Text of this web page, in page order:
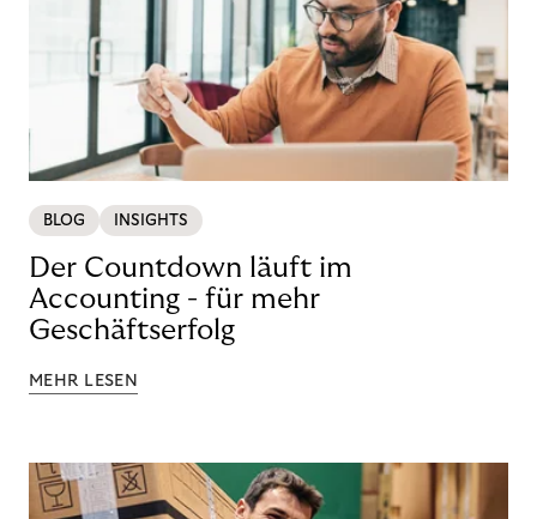
BLOG INSIGHTS
Der Countdown läuft im
Accounting - für mehr
Geschäftserfolg
MEHR LESEN